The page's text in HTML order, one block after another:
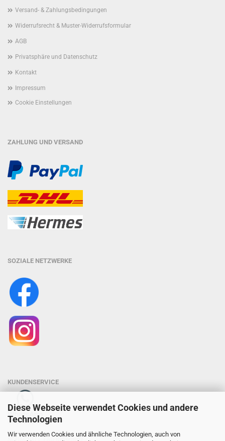
Diese Webseite verwendet Cookies und andere
Technologien
Wir verwenden Cookies und ähnliche Technologien, auch von
Versand- & Zahlungsbedingungen
Widerrufsrecht & Muster-Widerrufsformular
AGB
Privatsphäre und Datenschutz
Kontakt
Impressum
Cookie Einstellungen
ZAHLUNG UND VERSAND
SOZIALE NETZWERKE
KUNDENSERVICE
0176-23249119
SCHACHTEL FAQ Broschüre